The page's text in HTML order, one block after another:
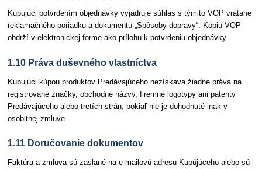
Kupujúci potvrdením objednávky vyjadruje súhlas s týmito VOP vrátane
reklamačného poriadku a dokumentu „Spôsoby dopravy“. Kópiu VOP
obdrží v elektronickej forme ako prílohu k potvrdeniu objednávky.
1.10 Práva duševného vlastníctva
Kupujúci kúpou produktov Predávajúceho nezískava žiadne práva na
registrované značky, obchodné názvy, firemné logotypy ani patenty
Predávajúceho alebo tretích strán, pokiaľ nie je dohodnuté inak v
osobitnej zmluve.
1.11 Doručovanie dokumentov
Faktúra a zmluva sú zaslané na e-mailovú adresu Kupújúceho alebo sú